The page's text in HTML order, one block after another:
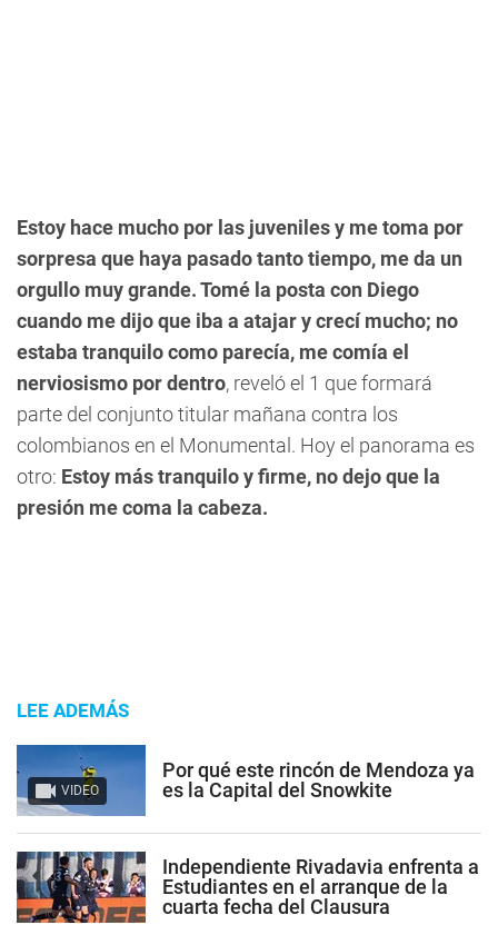
Estoy hace mucho por las juveniles y me toma por
sorpresa que haya pasado tanto tiempo, me da un
orgullo muy grande. Tomé la posta con Diego
cuando me dijo que iba a atajar y crecí mucho; no
estaba tranquilo como parecía, me comía el
nerviosismo por dentro, reveló el 1 que formará
parte del conjunto titular mañana contra los
colombianos en el Monumental. Hoy el panorama es
otro: Estoy más tranquilo y firme, no dejo que la
presión me coma la cabeza.
LEE ADEMÁS
VIDEO
Por qué este rincón de Mendoza ya
es la Capital del Snowkite
Independiente Rivadavia enfrenta a
Estudiantes en el arranque de la
cuarta fecha del Clausura